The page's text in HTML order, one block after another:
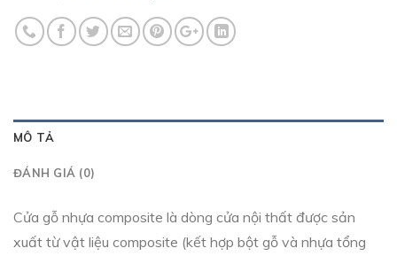
MÔ TẢ
ĐÁNH GIÁ (0)
Cửa gỗ nhựa composite là dòng cửa nội thất được sản
xuất từ vật liệu composite (kết hợp bột gỗ và nhựa tổng